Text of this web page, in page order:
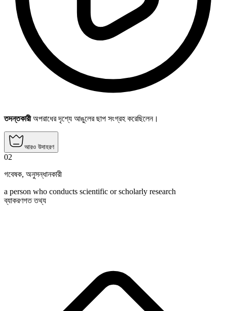
তদন্তকারীঅপরাধের দৃশ্যে আঙুলের ছাপ সংগ্রহ করেছিলেন।
আরও উদাহরণ
02
গবেষক, অনুসন্ধানকারী
a person who conducts scientific or scholarly research
ব্যাকরণগত তথ্য